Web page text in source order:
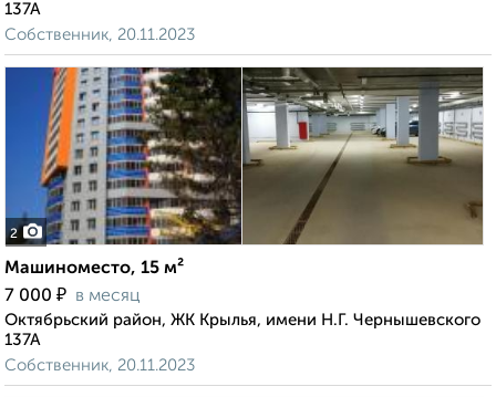
137А
Собственник, 20.11.2023
2
Машиноместо, 15 м²
7 000 ₽ в месяц
Октябрьский район, ЖК Крылья, имени Н.Г. Чернышевского
137А
Собственник, 20.11.2023